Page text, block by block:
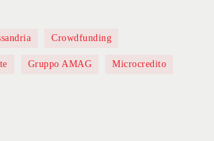
Crowdfunding
Gruppo AMAG Microcredito